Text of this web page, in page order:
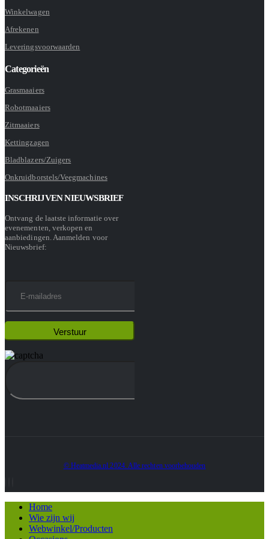
Winkelwagen
Afrekenen
Leveringsvoorwaarden
Categorieën
Grasmaaiers
Robotmaaiers
Zitmaaiers
Kettingzagen
Bladblazers/Zuigers
Onkruidborstels/Veegmachines
INSCHRIJVEN NIEUWSBRIEF
Ontvang de laatste informatie over
evenementen, verkopen en
aanbiedingen. Aanmelden voor
Nieuwsbrief:
© Heatmedia.nl 2024. Alle rechten voorbehouden
Home
Wie zijn wij
Webwinkel/Producten